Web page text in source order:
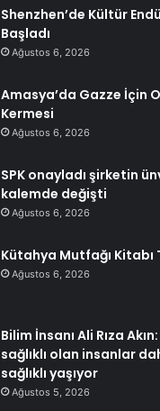
Shenzhen’de Kültür
Başladı
Ağustos 6, 2026
Amasya’da Gazze İçin
Kermesi
Ağustos 6, 2026
SPK onayladı şirketin
kalemde değişti
Ağustos 6, 2026
Kütahya Mutfağı Kitabı
Ağustos 6, 2026
Bilim İnsanı Ali Rıza
sağlıklı olan insanlar
sağlıklı yaşıyor
Ağustos 5, 2026